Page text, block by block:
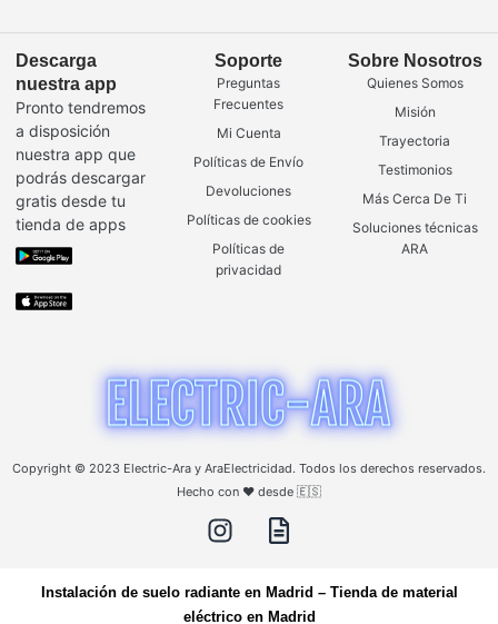
Descarga
nuestra app
Pronto tendremos
a disposición
nuestra app que
podrás descargar
gratis desde tu
tienda de apps
Soporte
Preguntas
Frecuentes
Mi Cuenta
Políticas de Envío
Devoluciones
Políticas de cookies
Políticas de
privacidad
Sobre Nosotros
Quienes Somos
Misión
Trayectoria
Testimonios
Más Cerca De Ti
Soluciones técnicas
ARA
Copyright © 2023 Electric-Ara y AraElectricidad. Todos los derechos reservados.
Hecho con ❤️ desde 🇪🇸
Instalación de suelo radiante en Madrid – Tienda de material
eléctrico en Madrid